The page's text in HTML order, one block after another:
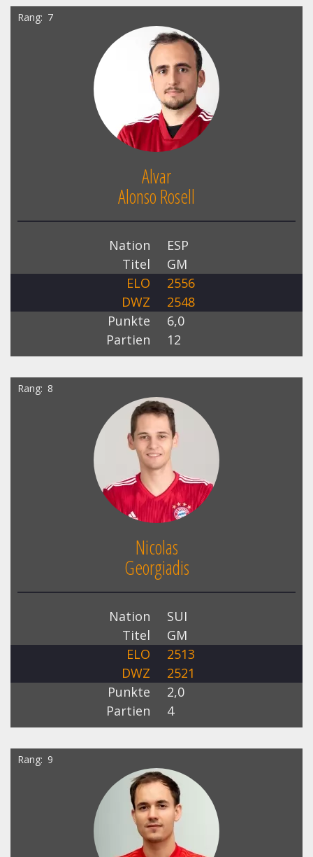
Rang 7
Alvar
Alonso Rosell
Nation
ESP
Titel
GM
ELO
2556
DWZ
2548
Punkte
6,0
Partien
12
Rang 8
Nicolas
Georgiadis
Nation
SUI
Titel
GM
ELO
2513
DWZ
2521
Punkte
2,0
Partien
4
Rang 9